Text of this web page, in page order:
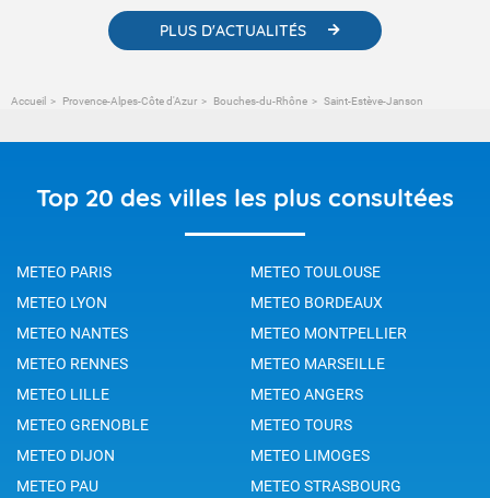
PLUS D'ACTUALITÉS
Accueil Provence-Alpes-Côte d'Azur Bouches-du-Rhône Saint-Estève-Janson
Top 20 des villes les plus consultées
METEO PARIS
METEO TOULOUSE
METEO LYON
METEO BORDEAUX
METEO NANTES
METEO MONTPELLIER
METEO RENNES
METEO MARSEILLE
METEO LILLE
METEO ANGERS
METEO GRENOBLE
METEO TOURS
METEO DIJON
METEO LIMOGES
METEO PAU
METEO STRASBOURG